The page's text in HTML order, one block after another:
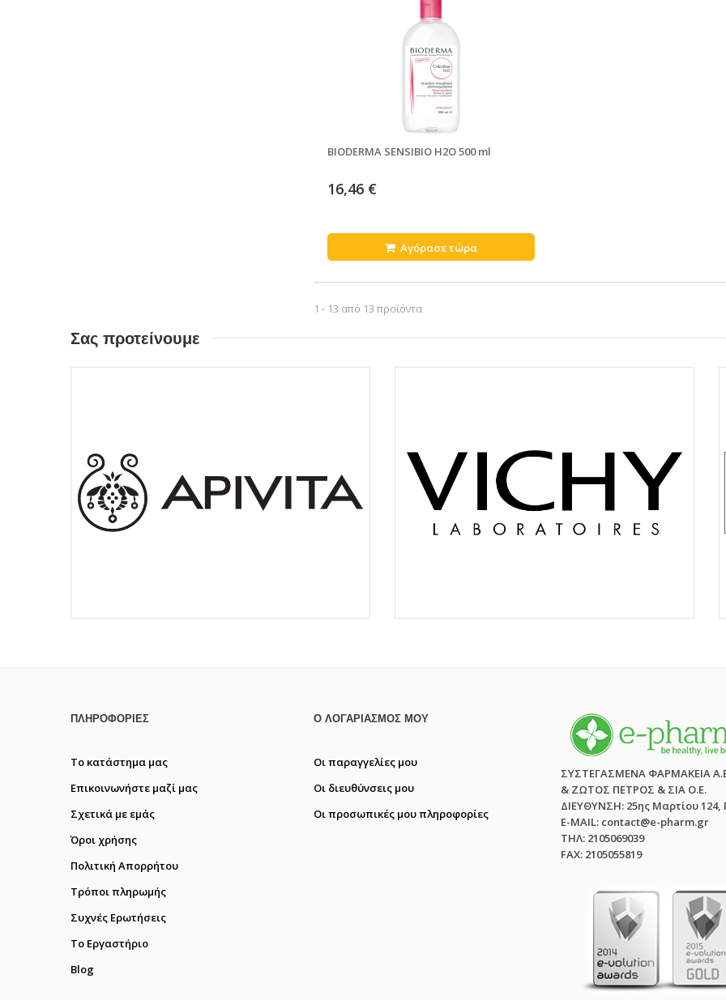
BIODERMA SENSIBIO H2O 500 ml
16,46 €
Αγόρασε τώρα
1 - 13 από 13 προϊόντα
Σας προτείνουμε
ΠΛΗΡΟΦΟΡΊΕΣ
Το κατάστημα μας
Επικοινωνήστε μαζί μας
Σχετικά με εμάς
Όροι χρήσης
Πολιτική Απορρήτου
Τρόποι πληρωμής
Συχνές Ερωτήσεις
Το Εργαστήριο
Blog
Ο ΛΟΓΑΡΙΑΣΜΌΣ ΜΟΥ
Οι παραγγελίες μου
Οι διευθύνσεις μου
Οι προσωπικές μου πληροφορίες
ΣΥΣΤΕΓΑΣΜΕΝΑ ΦΑΡΜΑΚΕΙΑ
& ΖΩΤΟΣ ΠΕΤΡΟΣ & ΣΙΑ Ο.Ε.
ΔΙΕΥΘΥΝΣΗ: 25ης Μαρτίου 124,
E-MAIL: contact@e-pharm.gr
ΤΗΛ: 2105069039
FAX: 2105055819